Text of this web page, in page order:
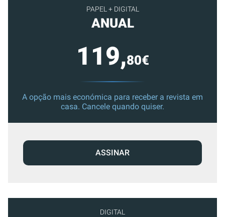
PAPEL + DIGITAL
ANUAL
119,80€
A opção mais económica para receber a revista em
casa. Cancele quando quiser.
ASSINAR
DIGITAL